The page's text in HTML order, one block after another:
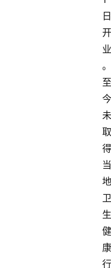
日
开
业
。
至
今
未
取
得
当
地
卫
生
健
康
行